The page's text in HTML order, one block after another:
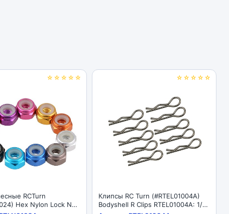
☆☆☆☆☆
RCTurn
Hex Nylon Lock Nut
☆☆☆☆☆
Клипсы RC Turn (#RTEL01004A)
Bodyshell R Clips RTEL01004A: 1/10